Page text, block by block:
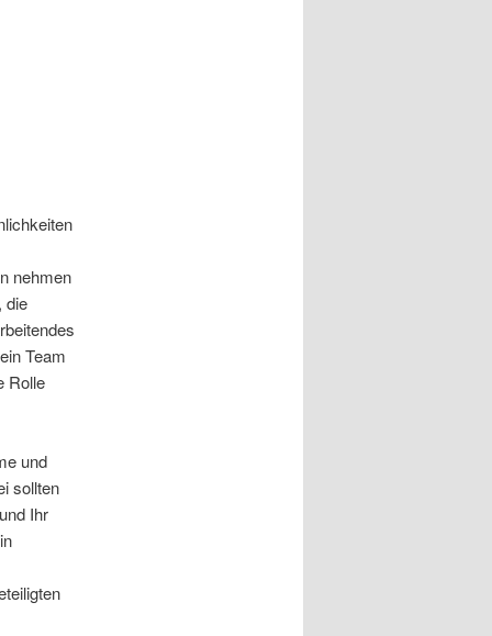
nehmen
die
Team
Rolle
und
sollten
Ihr